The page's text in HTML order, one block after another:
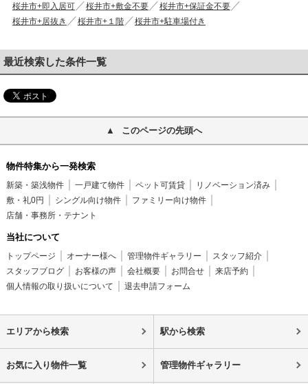
桜井市+即入居可 桜井市+敷金不要
桜井市+保証金不要
桜井市+居抜き
桜井市+１階 桜井市+駐車場付き
最近検索した条件一覧
このページの先頭へ
物件特集から一発検索
新築・築浅物件 一戸建て物件 ペット可賃貸
リノベーション済み
敷・礼0円
シングル向け物件
ファミリー向け物件
店舗・事務所・テナント
当社について
トップページ オーナー様へ 管理物件ギャラリー
スタッフ紹介
スタッフブログ
お客様の声 会社概要 お問合せ
来店予約
個人情報の取り扱いについて
退去申請フォーム
エリアから検索 駅から検索
お気に入り物件一覧 管理物件ギャラリー